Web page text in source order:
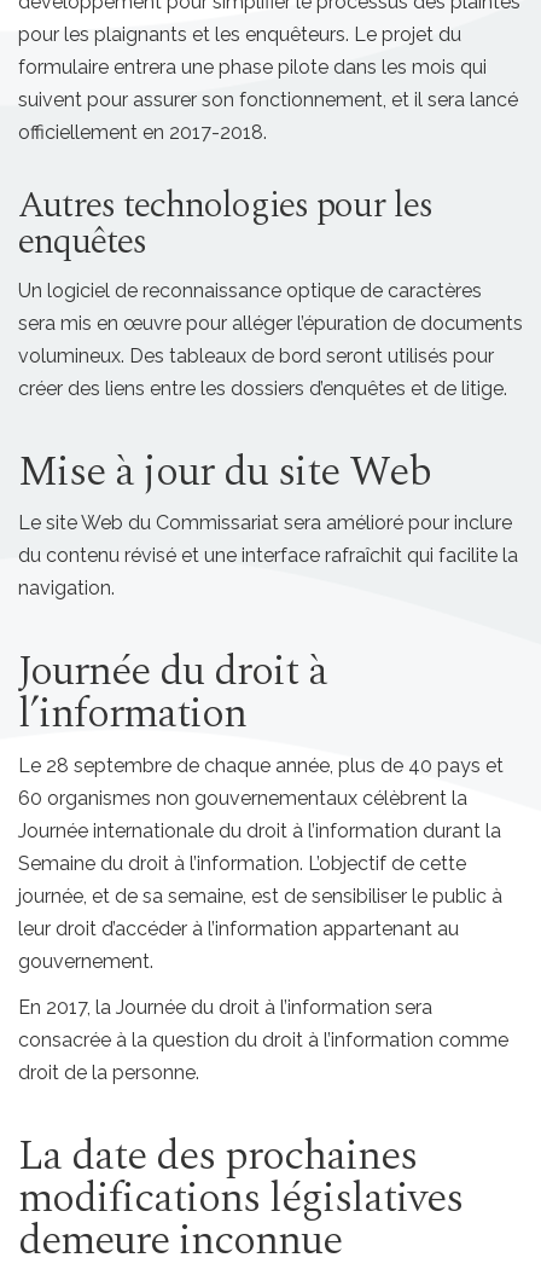
pour les plaignants et les enquêteurs. Le projet du
formulaire entrera une phase pilote dans les mois qui
suivent pour assurer son fonctionnement, et il sera lancé
officiellement en 2017-2018.
Autres technologies pour les
enquêtes
Un logiciel de reconnaissance optique de caractères
sera mis en œuvre pour alléger l’épuration de documents
volumineux. Des tableaux de bord seront utilisés pour
créer des liens entre les dossiers d’enquêtes et de litige.
Mise à jour du site Web
Le site Web du Commissariat sera amélioré pour inclure
du contenu révisé et une interface rafraîchit qui facilite la
navigation.
Journée du droit à
l’information
Le 28 septembre de chaque année, plus de 40 pays et
60 organismes non gouvernementaux célèbrent la
Journée internationale du droit à l’information durant la
Semaine du droit à l’information. L’objectif de cette
journée, et de sa semaine, est de sensibiliser le public à
leur droit d’accéder à l’information appartenant au
gouvernement.
En 2017, la Journée du droit à l’information sera
consacrée à la question du droit à l’information comme
droit de la personne.
La date des prochaines
modifications législatives
demeure inconnue